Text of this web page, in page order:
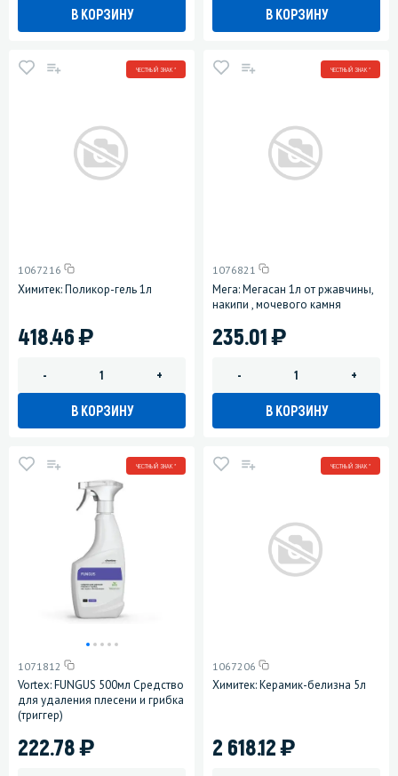
В КОРЗИНУ В КОРЗИНУ
ЧЕСТНЫЙ ЗНАК *
1067216
Химитек: Поликор-гель 1л
418.46)
- +
В КОРЗИНУ
ЧЕСТНЫЙ ЗНАК *
1076821
Мега: Мегасан 1л от ржавчины,
накипи , мочевого камня
235.01)
- +
В КОРЗИНУ
ЧЕСТНЫЙ ЗНАК *
1071812
Vortex: FUNGUS 500мл Средство
для удаления плесени и грибка
(триггер)
222.78)
ЧЕСТНЫЙ ЗНАК *
1067206
Химитек: Керамик-белизна 5л
2 618.12)